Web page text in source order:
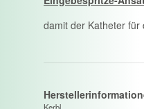
damit der Katheter